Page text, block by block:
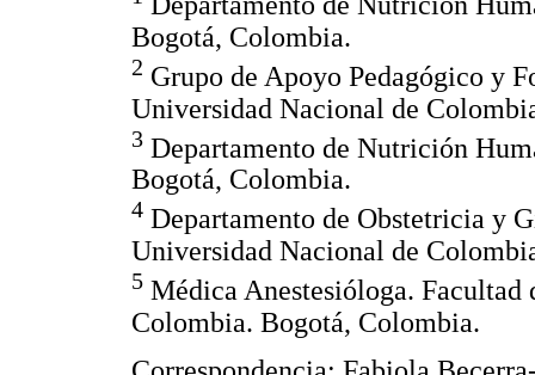
Bogotá, Colombia.
2 Grupo de Apoyo Pedagógico y
Universidad Nacional de
3 Departamento de Nutrición
Bogotá, Colombia.
4 Departamento de Obstetricia y
Universidad Nacional de
5 Médica Anestesióloga.
Colombia. Bogotá, Colombia.